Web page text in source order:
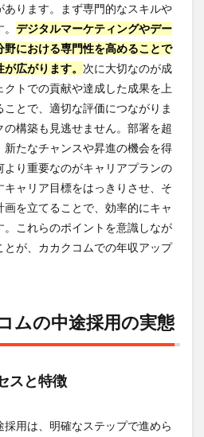
あります。まず専門的なスキルや
デジタルマーケティングやデー
における専門性を高めることで
広がります。 次に大切なのが成
トでの貢献や達成した成果を上
とで、適切な評価につながりま
構築も見逃せません。部署を超
新たなチャンスや昇進の機会を得
り重要なのがキャリアプランの
ャリア目標をはっきりさせ、そ
を立てることで、効率的にキャ
。これらのポイントを意識しなが
とが、カカクコムでの年収アップ
ムの中途採用の実態
スと特徴
用は、明確なステップで進めら